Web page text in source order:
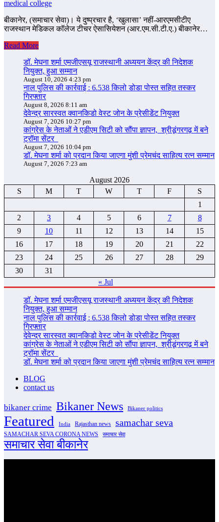
medical college
बीकानेर, (समाचार सेवा)। ये दुष्‍प्रचार है, ‘खुलासा’ नहीं-आरएमसीटीए
राजस्‍थान मेडिकल कॉलेज टीचर ऐसासियेशन (आर.एम.सी.टी.ए.) बीकानेर…
Read More
डॉ. मेघना शर्मा एमजीएसयू राजस्थानी अध्ययन केंद्र की निदेशक
नियुक्त, हुआ सम्मान
August 10, 2026 4:23 pm
नाल पुलिस की कार्रवाई : 6.538 किलो डोडा पोस्त सहित तस्कर
गिरफ्तार
August 8, 2026 8:11 am
देवेन्द्र सारस्वत क्वानकिडो वेस्ट जोन के प्रेसीडेंट नियुक्त
August 7, 2026 10:27 pm
कांग्रेस के नेताओं ने एडीएम सिटी को सौंपा ज्ञापन, श्रीडूंगरगढ़ में बने
ट्रॉमा सेंटर
August 7, 2026 10:04 pm
डॉ. मेघना शर्मा को प्रदान किया जाएगा मुंशी प्रेमचंद साहित्य रत्न सम्‍मान
August 7, 2026 7:23 am
August 2026
S
M T W T F
S
1
2
3 4 5 6 7
8
9
10 11 12 13 14
15
16
17 18 19 20 21
22
23
24 25 26 27 28
29
30
31
« Jul
डॉ. मेघना शर्मा एमजीएसयू राजस्थानी अध्ययन केंद्र की निदेशक
नियुक्त, हुआ सम्मान
नाल पुलिस की कार्रवाई : 6.538 किलो डोडा पोस्त सहित तस्कर
गिरफ्तार
देवेन्द्र सारस्वत क्वानकिडो वेस्ट जोन के प्रेसीडेंट नियुक्त
कांग्रेस के नेताओं ने एडीएम सिटी को सौंपा ज्ञापन, श्रीडूंगरगढ़ में बने
ट्रॉमा सेंटर
डॉ. मेघना शर्मा को प्रदान किया जाएगा मुंशी प्रेमचंद साहित्य रत्न सम्‍मान
BLOG
contact us
bikaner crime Bikaner News Bikaner politics
Featured India Rajasthan news samachar seva
SAMACHAR SEVA CORONA NEWS समाचार सेवा
समाचार सेवा बीकानेर